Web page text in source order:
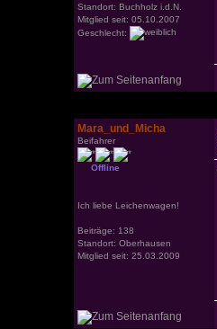
Standort: Buchholz i.d.N.
Mitglied seit: 05.10.2007
Geschlecht:
Mara_und_Micha
Beifahrer
Offline
Ich liebe Leichenwagen!
Beiträge: 138
Standort: Oberhausen
Mitglied seit: 25.03.2009